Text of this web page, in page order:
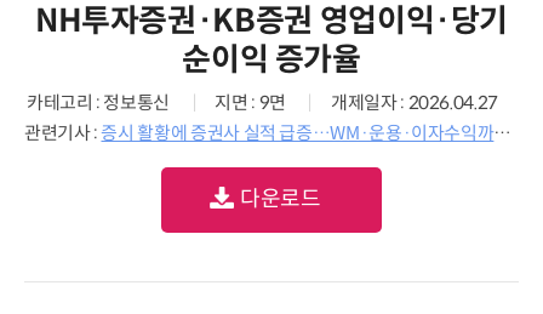
NH투자증권·KB증권 영업이익·당기
순이익 증가율
카테고리 : 정보통신 지면 : 9면
개제일자 : 2026.04.27
관련기사 :증시 활황에 증권사 실적 급증…WM·운용·이자수익까지 확대
다운로드